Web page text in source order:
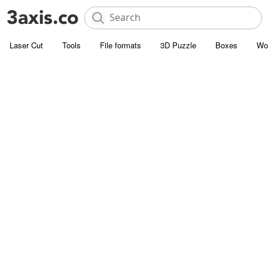
Laser Cut Tools File formats 3D Puzzle Boxes